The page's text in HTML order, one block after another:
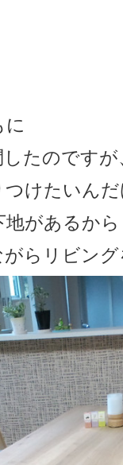
たのですが
つけたいん
地があるか
がらリビン